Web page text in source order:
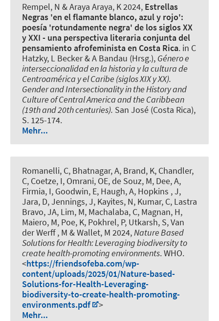
Rempel, N & Araya Araya, K 2024, Estrellas
Negras 'en el flamante blanco, azul y rojo':
poesía 'rotundamente negra' de los siglos XX
y XXI - una perspectiva literaria conjunta del
pensamiento afrofeminista en Costa Rica. in C
Hatzky, L Becker & A Bandau (Hrsg.), Género e
interseccionalidad en la historia y la cultura de
Centroamérica y el Caribe (siglos XIX y XX).
Gender and Intersectionality in the History and
Culture of Central America and the Caribbean
(19th and 20th centuries). San José (Costa Rica),
S. 125-174.
Mehr...
Romanelli, C, Bhatnagar, A, Brand, K, Chandler,
C, Coetze, I, Omrani, OE, de Souz, M, Dee, A,
Firmia, I, Goodwin, E, Haugh, A, Hopkins , J,
Jara, D, Jennings, J, Kayites, N, Kumar, C, Lastra
Bravo, JA, Lim, M, Machalaba, C, Magnan, H,
Maiero, M, Poe, K, Pokhrel, P, Utkarsh, S, Van
der Werff , M & Wallet, M 2024,Nature Based
Solutions for Health: Leveraging biodiversity to
create health-promoting environments. WHO.
<https://friendsofeba.com/wp-
content/uploads/2025/01/Nature-based-
Solutions-for-Health-Leveraging-
biodiversity-to-create-health-promoting-
environments.pdf
>
Mehr...